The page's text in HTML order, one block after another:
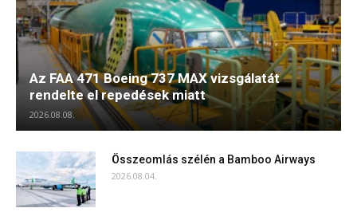
Az FAA 471 Boeing 737 MAX vizsgálatát
rendelte el repedések miatt
2026.08.08.
Összeomlás szélén a Bamboo Airways
2026.08.04.